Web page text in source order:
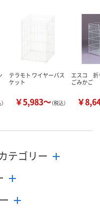
テラモト ワイヤーバス
ケット
￥5,983～（税込）
エスコ 折
ごみかご
￥
テゴリー